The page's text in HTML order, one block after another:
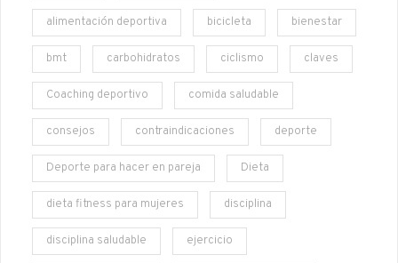
alimentación deportiva bicicleta bienestar
bmt carbohidratos ciclismo claves
Coaching deportivo comida saludable
consejos contraindicaciones deporte
Deporte para hacer en pareja Dieta
dieta fitness para mujeres disciplina
disciplina saludable ejercicio